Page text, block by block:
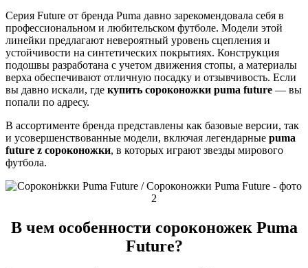
Серия Future от бренда Puma давно зарекомендовала себя в
профессиональном и любительском футболе. Модели этой
линейки предлагают невероятный уровень сцепления и
устойчивости на синтетических покрытиях. Конструкция
подошвы разработана с учетом движения стопы, а материалы
верха обеспечивают отличную посадку и отзывчивость. Если
вы давно искали, где купить сороконожки puma future — вы
попали по адресу.
В ассортименте бренда представлены как базовые версии, так
и усовершенствованные модели, включая легендарные puma
future z сороконожки, в которых играют звезды мирового
футбола.
В чем особенности сороконожек Puma
Future?